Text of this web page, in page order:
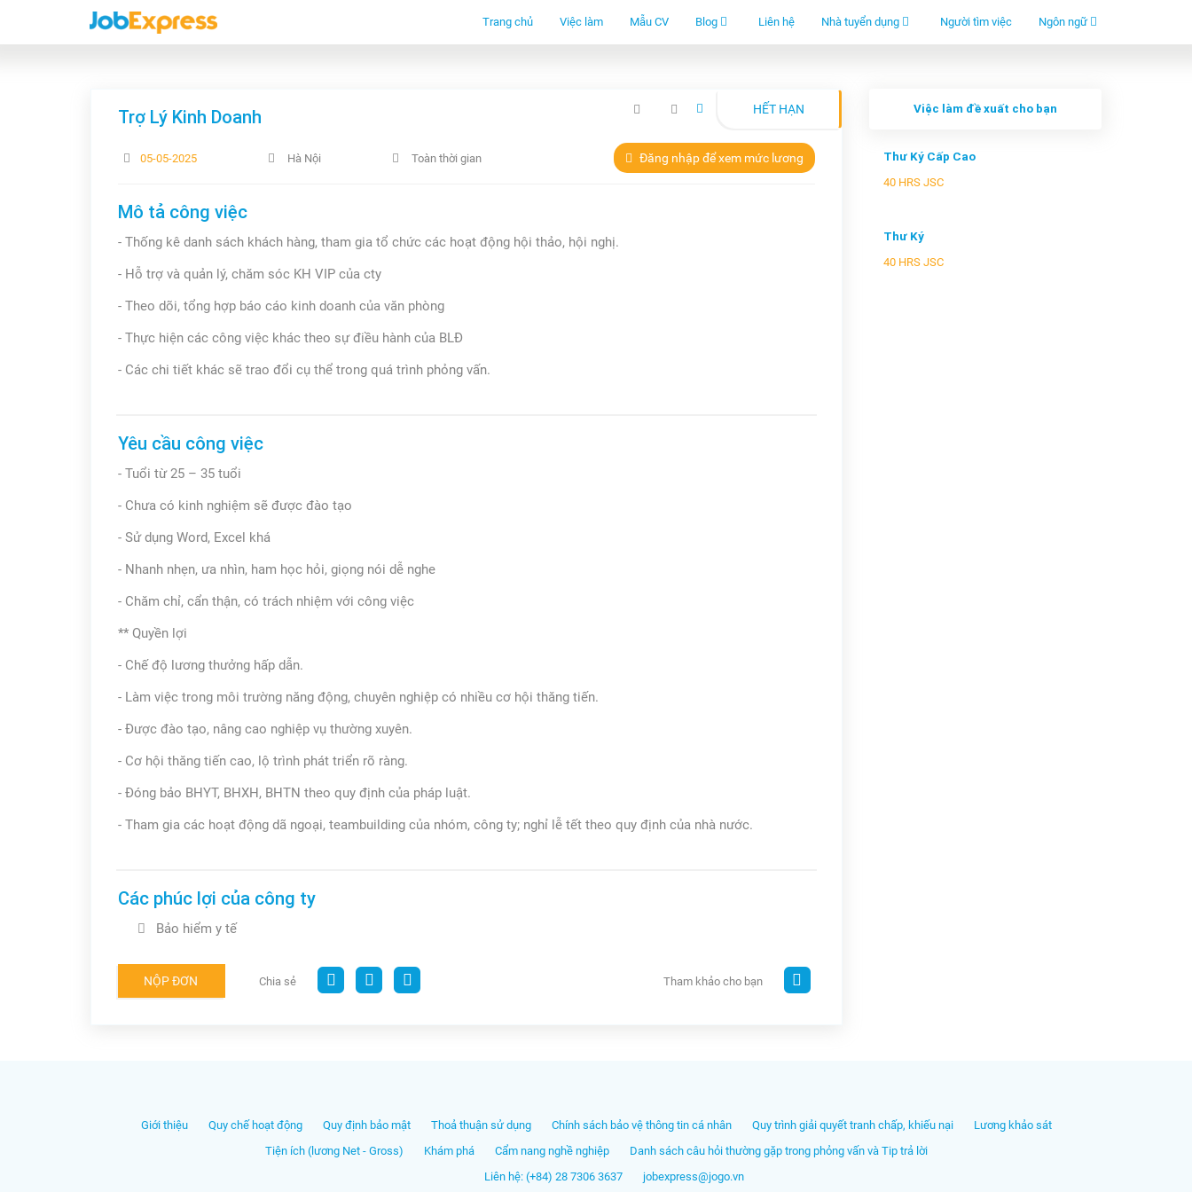
Trang chủ Việc làm Mẫu CV Blog Liên hệ Nhà tuyển dụng Người tìm việc Ngôn ngữ
Trợ Lý Kinh Doanh HẾT HẠN
05-05-2025 Hà Nội Toàn thời gian Đăng nhập để xem mức lương
Mô tả công việc
- Thống kê danh sách khách hàng, tham gia tổ chức các hoạt động hội thảo, hội nghị.
- Hỗ trợ và quản lý, chăm sóc KH VIP của cty
- Theo dõi, tổng hợp báo cáo kinh doanh của văn phòng
- Thực hiện các công việc khác theo sự điều hành của BLĐ
- Các chi tiết khác sẽ trao đổi cụ thể trong quá trình phỏng vấn.
Yêu cầu công việc
- Tuổi từ 25 – 35 tuổi
- Chưa có kinh nghiệm sẽ được đào tạo
- Sử dụng Word, Excel khá
- Nhanh nhẹn, ưa nhìn, ham học hỏi, giọng nói dễ nghe
- Chăm chỉ, cẩn thận, có trách nhiệm với công việc
** Quyền lợi
- Chế độ lương thưởng hấp dẫn.
- Làm việc trong môi trường năng động, chuyên nghiệp có nhiều cơ hội thăng tiến.
- Được đào tạo, nâng cao nghiệp vụ thường xuyên.
- Cơ hội thăng tiến cao, lộ trình phát triển rõ ràng.
- Đóng bảo BHYT, BHXH, BHTN theo quy định của pháp luật.
- Tham gia các hoạt động dã ngoại, teambuilding của nhóm, công ty; nghỉ lễ tết theo quy định của nhà nước.
Các phúc lợi của công ty
Bảo hiểm y tế
NỘP ĐƠN Chia sẻ Tham khảo cho bạn
Việc làm đề xuất cho bạn
Thư Ký Cấp Cao
40 HRS JSC
Thư Ký
40 HRS JSC
Giới thiệu Quy chế hoạt động Quy định bảo mật Thoả thuận sử dụng Chính sách bảo vệ thông tin cá nhân Quy trình giải quyết tranh chấp, khiếu nại
Lương khảo sát
Tiện ích (lương Net - Gross)
Khám phá Cẩm nang nghề nghiệp
Danh sách câu hỏi thường gặp trong phỏng vấn và Tip trả lời
Liên hệ: (+84) 28 7306 3637
jobexpress@jogo.vn